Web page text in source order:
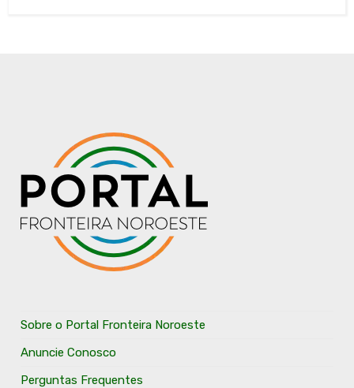
Sobre o Portal Fronteira Noroeste
Anuncie Conosco
Perguntas Frequentes